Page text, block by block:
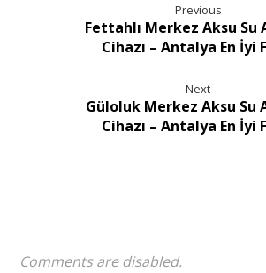
Previous
Fettahlı Merkez Aksu Su
Cihazı – Antalya En İyi
Next
Güloluk Merkez Aksu Su
Cihazı – Antalya En İyi
Comments are disabled.